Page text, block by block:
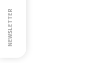
NEWSLETTER